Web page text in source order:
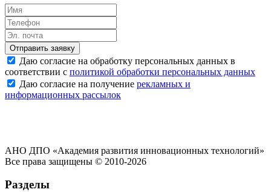
Отправить заявку
Даю согласие на обработку персональных данных в
соответствии с политикой обработки персональных данных
Даю согласие на получение рекламных и
информационных рассылок
АНО ДПО «Академия развития инновационных технологий»
Все права защищены © 2010-2026
Разделы